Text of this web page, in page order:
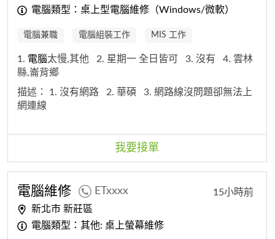
電腦類型：桌上型電腦維修（Windows/微軟）
電腦兼職 電腦組裝工作 MIS 工作
1. 電腦太慢,其他 2. 星期一 全日皆可 3. 沒有
4. 雲林
縣,崙背鄉
描述： 1. 沒有網路 2. 華碩
3. 網路線沒問題卻無法上
網連線
我要接單
電腦維修 ETxxxx
新北市 新莊區
電腦類型：其他: 桌上螢幕維修
15小時前